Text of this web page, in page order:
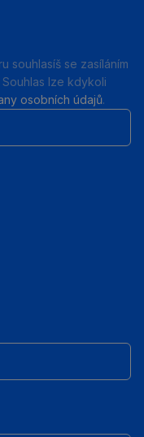
souhlasíš se zasíláním
lze kdykoli
osobních údajů.